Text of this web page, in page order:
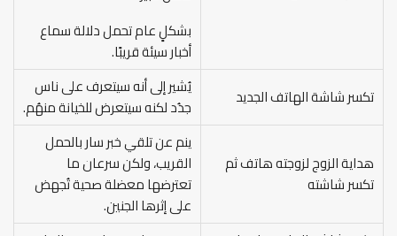
بشكلٍ عام تحمل دلالة سماع
أخبار سيئة قريبًا.
تكسر شاشة الهاتف الجديد
يُشير إلى أنه سيتعرف على ناس
جدُد لكنه سيتعرض للخيانة منهُم.
هداية الزوج لزوجته هاتف ثم
تكسر شاشته
ينم عن تلقي خبر سار بالحمل
القريب، ولكن سرعان ما
تعترضها معضلة صحية تُجهض
على إثرها الجنين.